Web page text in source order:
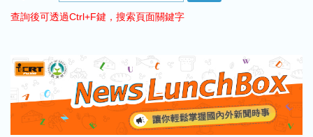
查詢後可透過Ctrl+F鍵，搜索頁面關鍵字